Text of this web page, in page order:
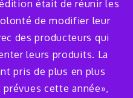
était de réunir les
de modifier leur
des producteurs qui
leurs produits. La
pris de plus en plus
cette année»,